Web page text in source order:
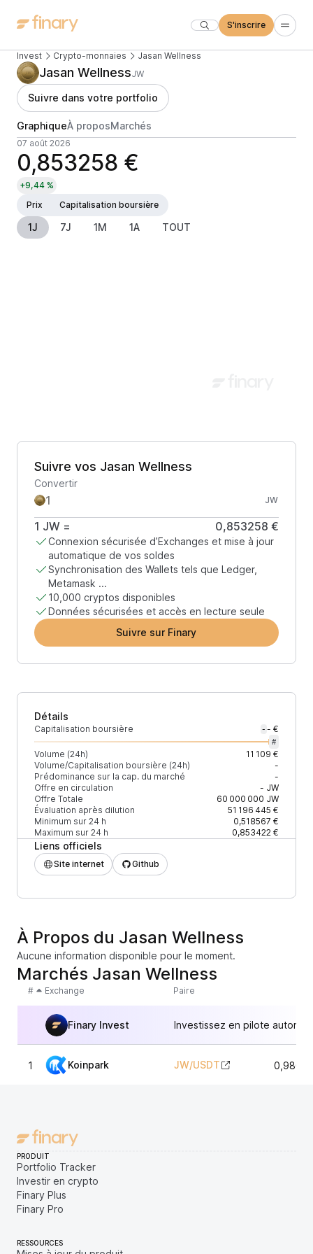
S'inscrire
Invest Crypto-monnaies Jasan Wellness
Jasan WellnessJW
Suivre dans votre portfolio
GraphiqueÀ proposMarchés
07 août 2026
0,853258 €
+9,44 %
Prix
Capitalisation boursière
1J 7J 1M 1A TOUT
Suivre vos Jasan Wellness
Convertir
JW
1 JW = 0,853258 €
Connexion sécurisée d’Exchanges et mise à jour
automatique de vos soldes
Synchronisation des Wallets tels que Ledger,
Metamask ...
10,000 cryptos disponibles
Données sécurisées et accès en lecture seule
Suivre sur Finary
Détails
Capitalisation boursière - - €
#
Volume (24h)
11 109 €
Volume/Capitalisation boursière (24h)
-
Prédominance sur la cap. du marché
-
Offre en circulation
- JW
Offre Totale
60 000 000 JW
Évaluation après dilution
51 196 445 €
Minimum sur 24 h
0,518567 €
Maximum sur 24 h
0,853422 €
Liens officiels
Site internet Github
À Propos du Jasan Wellness
Aucune information disponible pour le moment.
Marchés Jasan Wellness
# Exchange Paire
Finary Invest Investissez en pilote
1 Koinpark JW/USDT
PRODUIT
Portfolio Tracker
Investir en crypto
Finary Plus
Finary Pro
RESSOURCES